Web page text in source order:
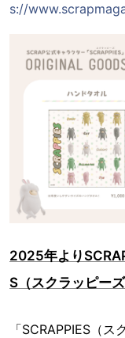
s://
2025年より
S（スクラッピー
「SCRAPPIES（